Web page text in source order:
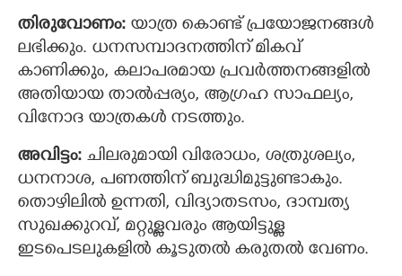
തിരുവോണം: യാത്ര കൊണ്ട് പ്രയോജനങ്ങൾ
ലഭിക്കും. ധനസമ്പാദനത്തിന് മികവ്
കാണിക്കും, കലാപരമായ പ്രവർത്തനങ്ങളിൽ
അതിയായ താൽപ്പര്യം, ആഗ്രഹ സാഫല്യം,
വിനോദ യാത്രകൾ നടത്തും.
അവിട്ടം: ചിലരുമായി വിരോധം, ശത്രുശല്യം,
ധനനാശ, പണത്തിന് ബുദ്ധിമുട്ടുണ്ടാകും.
തൊഴിലിൽ ഉന്നതി, വിദ്യാതടസം, ദാമ്പത്യ
സുഖക്കുറവ്, മറ്റുള്ളവരും ആയിട്ടുള്ള
ഇടപെടലുകളിൽ കൂടുതൽ കരുതൽ വേണം.